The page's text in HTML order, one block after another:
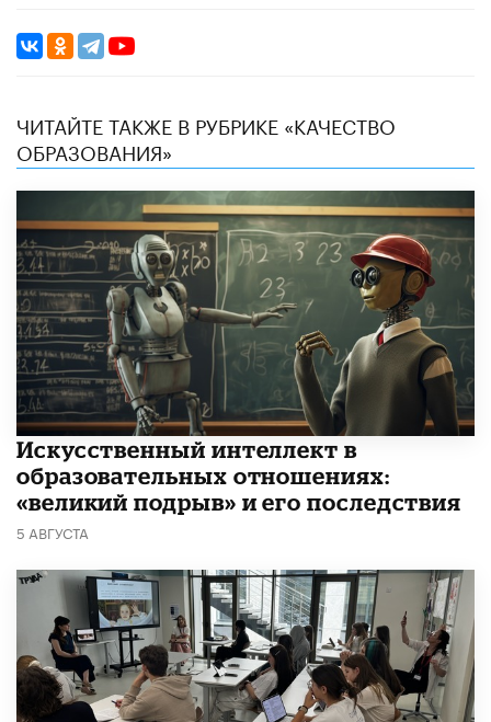
ЧИТАЙТЕ ТАКЖЕ В РУБРИКЕ «КАЧЕСТВО
ОБРАЗОВАНИЯ»
​Искусственный интеллект в
образовательных отношениях:
«великий подрыв» и его последствия
5 АВГУСТА